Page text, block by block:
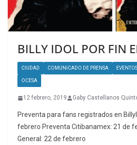
BILLY IDOL POR FIN
CIUDAD COMUNICADO DE PRENSA EVENTOS
OCESA
12 febrero, 2019 Gaby Castellanos
Preventa para fans registrados en
febrero Preventa Citibanamex: 21 de
General: 22 de febrero